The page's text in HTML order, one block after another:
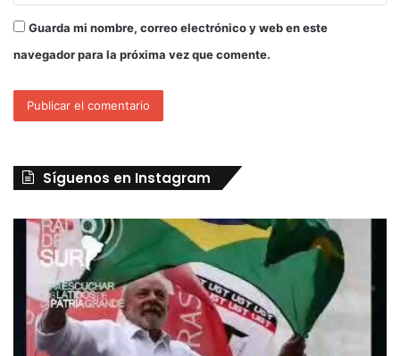
Guarda mi nombre, correo electrónico y web en este
navegador para la próxima vez que comente.
Síguenos en Instagram